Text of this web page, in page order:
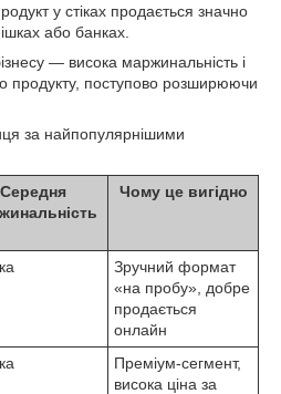
у стіках продається значно
або банках.
— висока маржинальність і
продукту, поступово розширюючи
за найпопулярнішими
Середня
Чому це вигідно
Зручний формат
«на пробу», добре
продається
онлайн
Преміум-сегмент,
висока ціна за